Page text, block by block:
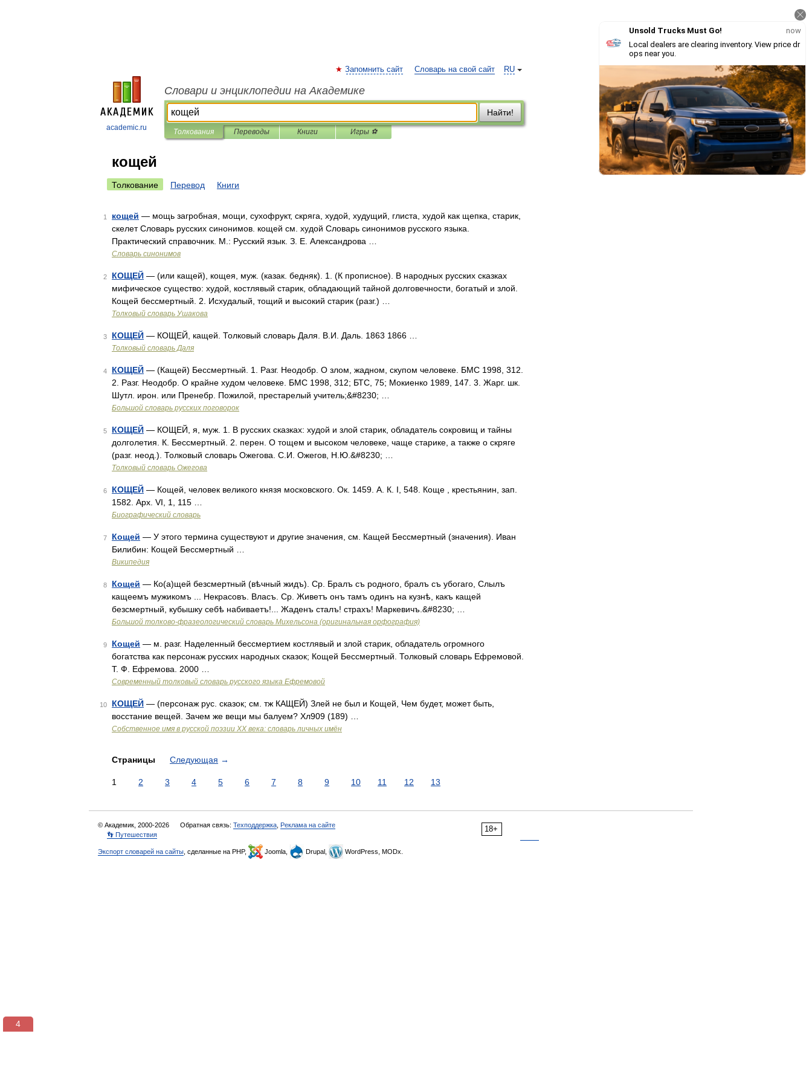
academic.ru
RU
Запомнить сайт Словарь на свой сайт
Словари и энциклопедии на Академике
Найти!
Толкования Переводы Книги Игры ⚽
кощей
Толкование Перевод Книги
1 кощей — мощь загробная, мощи, сухофрукт, скряга, худой, худущий, глиста, худой как щепка, старик,
скелет Словарь русских синонимов. кощей см. худой Словарь синонимов русского языка.
Практический справочник. М.: Русский язык. З. Е. Александрова …
Словарь синонимов
2 КОЩЕЙ — (или кащей), кощея, муж. (казак. бедняк). 1. (К прописное). В народных русских сказках
мифическое существо: худой, костлявый старик, обладающий тайной долговечности, богатый и злой.
Кощей бессмертный. 2. Исхудалый, тощий и высокий старик (разг.) …
Толковый словарь Ушакова
3 КОЩЕЙ — КОЩЕЙ, кащей. Толковый словарь Даля. В.И. Даль. 1863 1866 …
Толковый словарь Даля
4 КОЩЕЙ — (Кащей) Бессмертный. 1. Разг. Неодобр. О злом, жадном, скупом человеке. БМС 1998, 312.
2. Разг. Неодобр. О крайне худом человеке. БМС 1998, 312; БТС, 75; Мокиенко 1989, 147. 3. Жарг. шк.
Шутл. ирон. или Пренебр. Пожилой, престарелый учитель;&#8230; …
Большой словарь русских поговорок
5 КОЩЕЙ — КОЩЕЙ, я, муж. 1. В русских сказках: худой и злой старик, обладатель сокровищ и тайны
долголетия. К. Бессмертный. 2. перен. О тощем и высоком человеке, чаще старике, а также о скряге
(разг. неод.). Толковый словарь Ожегова. С.И. Ожегов, Н.Ю.&#8230; …
Толковый словарь Ожегова
6 КОЩЕЙ — Кощей, человек великого князя московского. Ок. 1459. А. К. I, 548. Коще , крестьянин, зап.
1582. Арх. VI, 1, 115 …
Биографический словарь
7 Кощей — У этого термина существуют и другие значения, см. Кащей Бессмертный (значения). Иван
Билибин: Кощей Бессмертный …
Википедия
8 Кощей — Ко(а)щей безсмертный (вѣчный жидъ). Ср. Бралъ съ родного, бралъ съ убогаго, Слылъ
кащеемъ мужикомъ ... Некрасовъ. Власъ. Ср. Живетъ онъ тамъ одинъ на кузнѣ, какъ кащей
безсмертный, кубышку себѣ набиваетъ!... Жаденъ сталъ! страхъ! Маркевичъ.&#8230; …
Большой толково-фразеологический словарь Михельсона (оригинальная орфография)
9 Кощей — м. разг. Наделенный бессмертием костлявый и злой старик, обладатель огромного
богатства как персонаж русских народных сказок; Кощей Бессмертный. Толковый словарь Ефремовой.
Т. Ф. Ефремова. 2000 …
Современный толковый словарь русского языка Ефремовой
10 КОЩЕЙ — (персонаж рус. сказок; см. тж КАЩЕЙ) Злей не был и Кощей, Чем будет, может быть,
восстание вещей. Зачем же вещи мы балуем? Хл909 (189) …
Собственное имя в русской поэзии XX века: словарь личных имён
Страницы Следующая →
1 2 3 4 5 6 7 8 9 10 11 12 13
18+
© Академик, 2000-2026 Обратная связь: Техподдержка Реклама на сайте
👣 Путешествия
Экспорт словарей на сайты , сделанные на PHP, Joomla, Drupal, WordPress, MODx.
3